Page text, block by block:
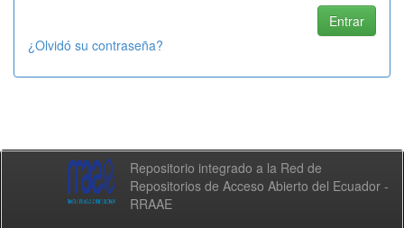
¿Olvidó su contraseña?
Repositorio integrado a la Red de
Repositorios de Acceso Abierto del Ecuador -
RRAAE